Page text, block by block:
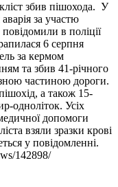
збив пішохода. У
за участю
в поліції
6 серпня
за кермом
та збив 41-річного
частиною дороги.
а також 15-
одноліток. Усіх
допомоги
взяли зразки крові
у повідомленні.
142898/